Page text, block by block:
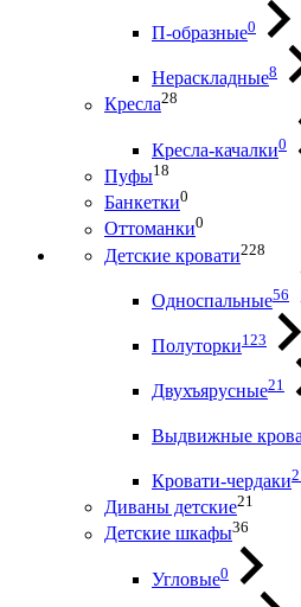
П-образные0
Нераскладные8
Кресла28
Кресла-качалки0
Пуфы18
Банкетки0
Оттоманки0
Детские кровати228
Односпальные56
Полуторки123
Двухъярусные21
Выдвижные
Кровати-чердаки
Диваны детские21
Детские шкафы36
Угловые0